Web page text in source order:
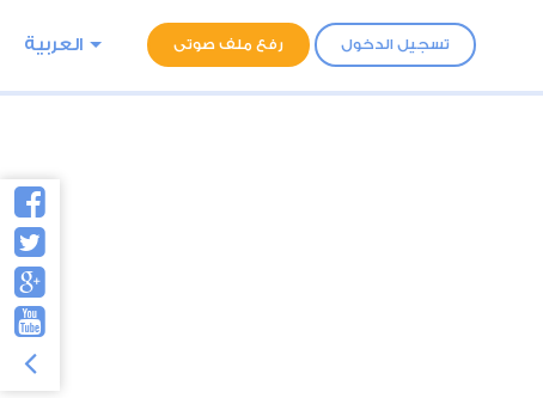
تسجيل الدخول رفع ملف صوتى العربية